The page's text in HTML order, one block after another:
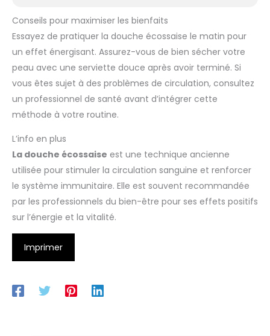
Conseils pour maximiser les bienfaits
Essayez de pratiquer la douche écossaise le matin pour
un effet énergisant. Assurez-vous de bien sécher votre
peau avec une serviette douce après avoir terminé. Si
vous êtes sujet à des problèmes de circulation, consultez
un professionnel de santé avant d’intégrer cette
méthode à votre routine.
L’info en plus
La douche écossaise est une technique ancienne
utilisée pour stimuler la circulation sanguine et renforcer
le système immunitaire. Elle est souvent recommandée
par les professionnels du bien-être pour ses effets positifs
sur l’énergie et la vitalité.
Imprimer